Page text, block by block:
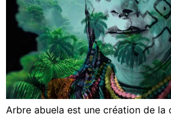
Arbre abuela est une création de la